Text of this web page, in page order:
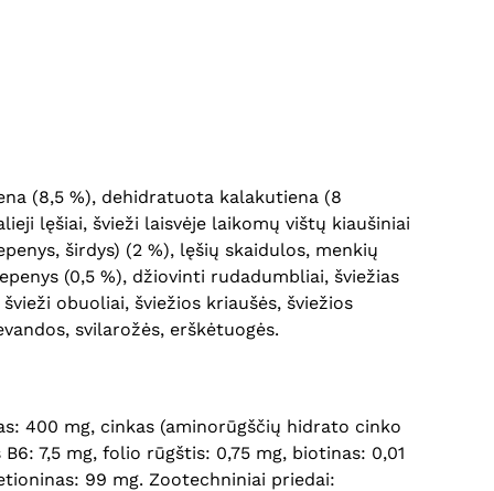
(8,5 %), dehidratuota kalakutiena (8
lęšiai, švieži laisvėje laikomų vištų kiaušiniai
širdys) (2 %), lęšių skaidulos, menkių
(0,5 %), džiovinti rudadumbliai, šviežias
obuoliai, šviežios kriaušės, šviežios
svilarožės, erškėtuogės.
400 mg, cinkas (aminorūgščių hidrato cinko
7,5 mg, folio rūgštis: 0,75 mg, biotinas: 0,01
99 mg. Zootechniniai priedai: